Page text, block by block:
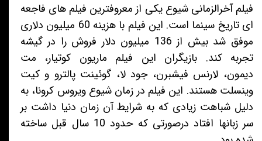
فیلم آخرالزمانی شیوع یکی از معروفترین فیلم های فاجعه
ای تاریخ سینما است. این فیلم با هزینه 60 میلیون دلاری
موفق شد بیش از 136 میلیون دلار فروش را در گیشه
تجربه کند. بازیگران این فیلم ماریون کوتیار، مت
دیمون، لارنس فیشبرن، جود لا، گوئینت پالترو و کیت
وینسلت هستند. این فیلم در زمان شیوع ویروس کرونا، به
دلیل شباهت زیادی که به شرایط آن زمان دنیا داشت بر
سر زبانها افتاد درصورتی که حدود 10 سال قبل ساخته